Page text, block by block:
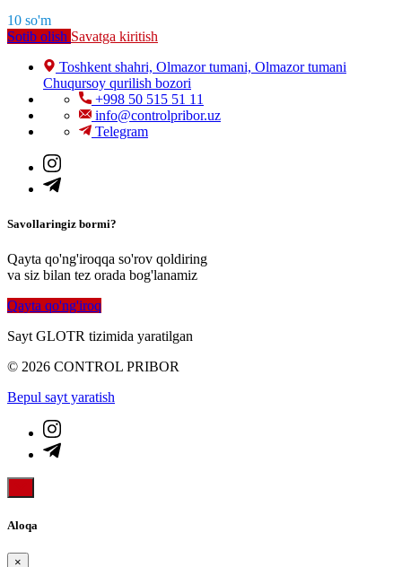
10 so'm
Sotib olish Savatga kiritish
Toshkent shahri, Olmazor tumani, Olmazor tumani
Chuqursoy qurilish bozori
+998 50 515 51 11
info@controlpribor.uz
Telegram
Savollaringiz bormi?
Qayta qo'ng'iroqqa so'rov qoldiring
va siz bilan tez orada bog'lanamiz
Qayta qo'ng'iroq
Sayt GLOTR tizimida yaratilgan
© 2026 CONTROL PRIBOR
Bepul sayt yaratish
Aloqa
×